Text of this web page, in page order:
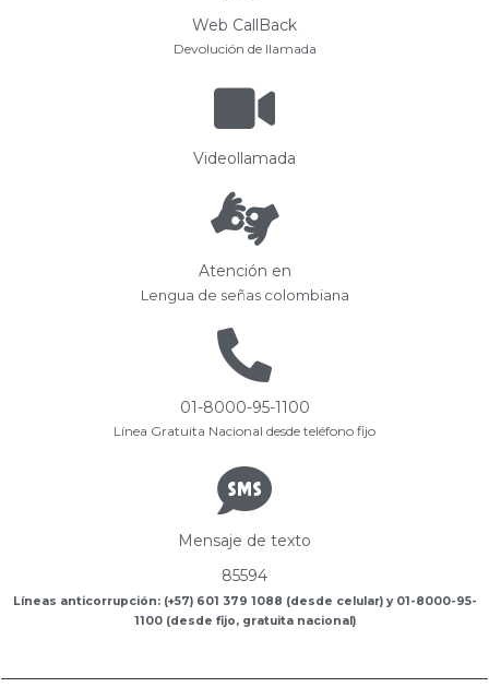
Web CallBack
Devolución de llamada
Videollamada
Atención en
Lengua de señas colombiana
01-8000-95-1100
Línea Gratuita Nacional desde teléfono fijo
Mensaje de texto
85594
Líneas anticorrupción: (+57) 601 379 1088 (desde celular) y 01-8000-95-
1100 (desde fijo, gratuita nacional)